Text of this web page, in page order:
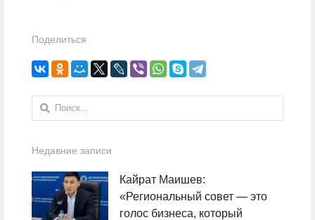
Поделиться
Найти:
Недавние записи
Кайрат Маишев:
«Региональный совет — это
голос бизнеса, который